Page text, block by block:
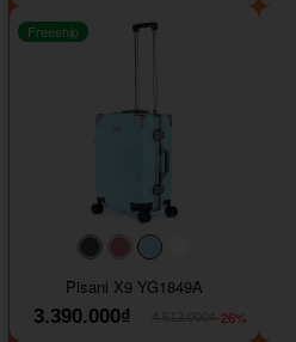
#40454a#b76e79
#9ad8e7
Freeship
Pisani X9 YG1849A
3.390.000₫
-26%